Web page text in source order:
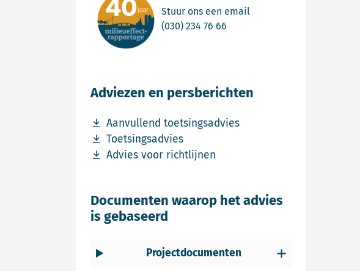
Stuur ons een email
(030) 234 76 66
Adviezen en persberichten
Aanvullend toetsingsadvies
Download bestand Aanvullend toetsingsadvies
Toetsingsadvies
Download bestand Toetsingsadvies
Advies voor richtlijnen
Download bestand Advies voor richtlijnen
Documenten waarop het advies
is gebaseerd
Projectdocumenten